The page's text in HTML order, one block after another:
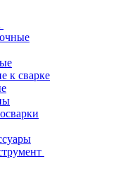
к сварке